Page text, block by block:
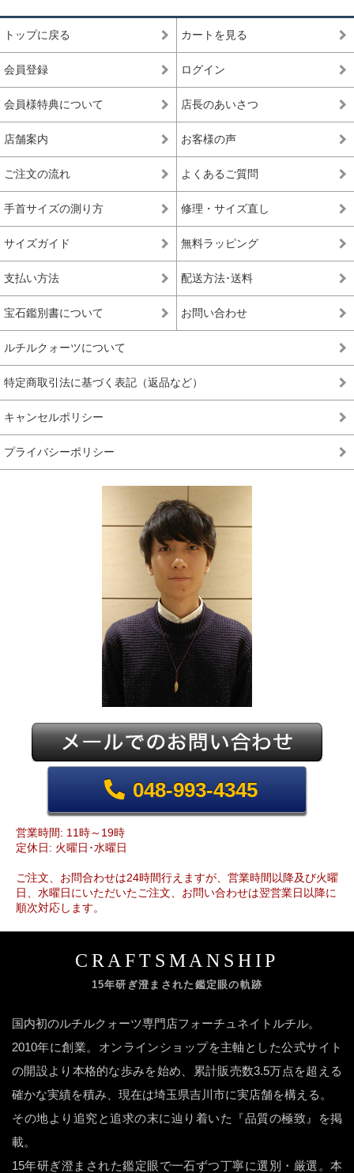
トップに戻る カートを見る
会員登録 ログイン
会員様特典について 店長のあいさつ
店舗案内 お客様の声
ご注文の流れ よくあるご質問
手首サイズの測り方 修理・サイズ直し
サイズガイド 無料ラッピング
支払い方法 配送方法･送料
宝石鑑別書について お問い合わせ
ルチルクォーツについて
特定商取引法に基づく表記（返品など）
キャンセルポリシー
プライバシーポリシー
048-993-4345
営業時間: 11時～19時
定休日: 火曜日･水曜日
ご注文、お問合わせは24時間行えますが、営業時間以降及び火曜
日、水曜日にいただいたご注文、お問い合わせは翌営業日以降に
順次対応します。
CRAFTSMANSHIP
15年研ぎ澄まされた鑑定眼の軌跡
国内初のルチルクォーツ専門店フォーチュネイトルチル。
2010年に創業。オンラインショップを主軸とした公式サイト
の開設より本格的な歩みを始め、累計販売数3.5万点を超える
確かな実績を積み、現在は埼玉県吉川市に実店舗を構える。
その地より追究と追求の末に辿り着いた『品質の極致』を掲
載。
15年研ぎ澄まされた鑑定眼で一石ずつ丁寧に選別・厳選。本